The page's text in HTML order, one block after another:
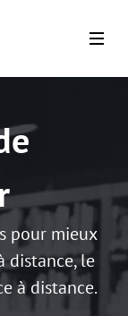
pour mieux
distance, le
à distance.